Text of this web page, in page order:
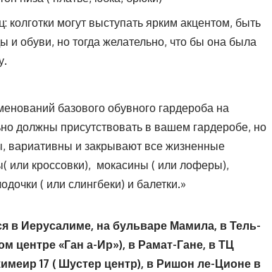
могут выступать ярким акцентом, быть
и обуви, но тогда желательно, что бы она была
базового обувного гардероба на
должны присутствовать в вашем гардеробе, но
вариативны и закрывают все жизненные
или кроссовки), мокасины ( или лоферы),
( или слингбеки) и балетки.»
Иерусалиме, на бульваре Мамила, в Тель-
центре «Ган а-Ир»), в Рамат-Гане, в ТЦ
17 ( Шустер центр), в Ришон ле-Ционе в